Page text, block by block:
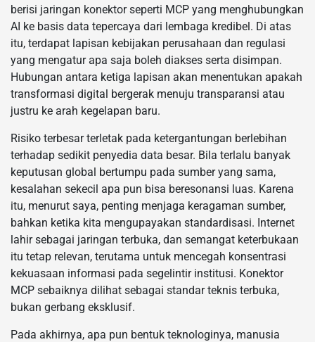
berisi jaringan konektor seperti MCP yang menghubungkan
AI ke basis data tepercaya dari lembaga kredibel. Di atas
itu, terdapat lapisan kebijakan perusahaan dan regulasi
yang mengatur apa saja boleh diakses serta disimpan.
Hubungan antara ketiga lapisan akan menentukan apakah
transformasi digital bergerak menuju transparansi atau
justru ke arah kegelapan baru.
Risiko terbesar terletak pada ketergantungan berlebihan
terhadap sedikit penyedia data besar. Bila terlalu banyak
keputusan global bertumpu pada sumber yang sama,
kesalahan sekecil apa pun bisa beresonansi luas. Karena
itu, menurut saya, penting menjaga keragaman sumber,
bahkan ketika kita mengupayakan standardisasi. Internet
lahir sebagai jaringan terbuka, dan semangat keterbukaan
itu tetap relevan, terutama untuk mencegah konsentrasi
kekuasaan informasi pada segelintir institusi. Konektor
MCP sebaiknya dilihat sebagai standar teknis terbuka,
bukan gerbang eksklusif.
Pada akhirnya, apa pun bentuk teknologinya, manusia